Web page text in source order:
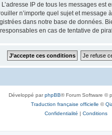
IP de tous les messages
n’importe quel sujet et message
dans notre base de données.
en cas de tentative de
Développé parphpBB® Forum Software ©
Traduction française officielle ©
Confidentialité | Conditions